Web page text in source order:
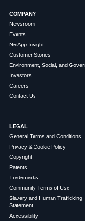
COMPANY
Newsroom
Events
NetApp Insight
Customer Stories
Environment, Social, and
Investors
Careers
Contact Us
LEGAL
General Terms and Conditions
Privacy & Cookie Policy
Copyright
Patents
Trademarks
Community Terms of Use
Slavery and Human Trafficking
Statement
Accessibility